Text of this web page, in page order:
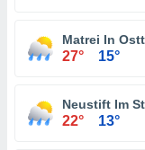
Matrei In
27° 15°
Neustift Im
22° 13°